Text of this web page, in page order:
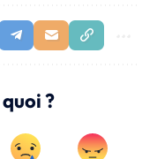
?